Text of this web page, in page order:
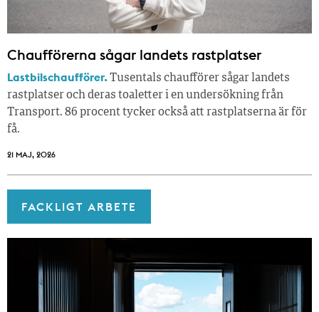
Chaufförerna sågar landets rastplatser
Lastbilschaufförer.Tusentals chaufförer sågar landets
rastplatser och deras toaletter i en undersökning från
Transport. 86 procent tycker också att rastplatserna är för
få.
21 MAJ, 2026
FACKLIGT ARBETE